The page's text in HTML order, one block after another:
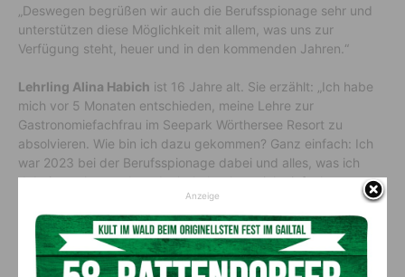
„Deswegen begrüßen wir auch die Berufsspionage sehr und
unterstützen diese Möglichkeit mit allem, was uns zur
Verfügung steht, heuer und in den kommenden Jahren.“
Lehrling Alina Habich ist 16 Jahre alt. Sie erzählt: „Ich habe
mich vor 5 Monaten entschieden, meine Lehre zur
Gastronomiefachfrau im Seepark Wörthersee Resort zu
absolvieren. Wie bin ich dazu gekommen? Ganz einfach: Ich
war 2023 bei der Berufsspionage dabei und alles, was ich
dabei gesehen und entdeckt habe, hat mich einfach
umgehauen! Am besten gefällt mir hier im Seepark die
Vielseitigkeit meiner Ausbildung. Ich darf mich auch glücklich
schätzen, so tolle Kolleginnen und Kollegen zu haben, die mir
täglich neue Sachen beibringen.“
Anzeige